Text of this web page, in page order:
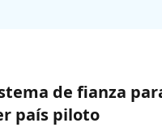
de fianza
país piloto